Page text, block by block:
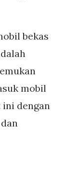
bekas
mobil
ini dengan